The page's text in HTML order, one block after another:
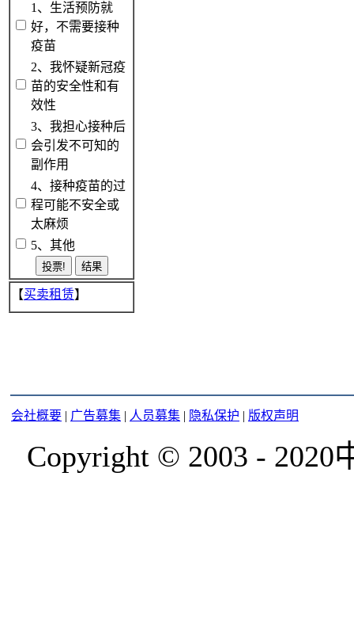
1、生活预防就
好，不需要接种
疫苗
2、我怀疑新冠疫
苗的安全性和有
效性
3、我担心接种后
会引发不可知的
副作用
4、接种疫苗的过
程可能不安全或
太麻烦
5、其他
【买卖租赁】
会社概要 | 广告募集 | 人员募集 | 隐私保护 | 版权声明
Copyright © 2003 -